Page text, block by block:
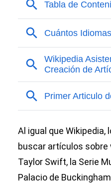
Al igual que Wikipedia,
buscar artículos
Taylor Swift, la Serie
Palacio de